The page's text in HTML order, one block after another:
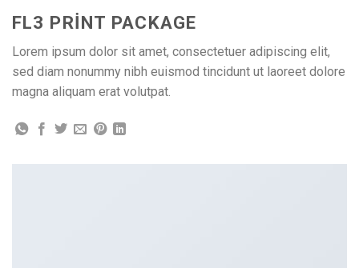
FL3 PRINT PACKAGE
Lorem ipsum dolor sit amet, consectetuer adipiscing elit,
sed diam nonummy nibh euismod tincidunt ut laoreet dolore
magna aliquam erat volutpat.